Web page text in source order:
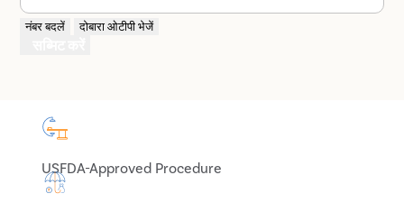
नंबर बदलें दोबारा ओटीपी भेजें
USFDA-Approved Procedure